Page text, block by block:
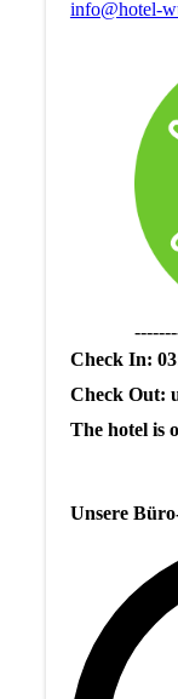
info@hotel-
Check In:
Check Out:
The hotel is
Unsere